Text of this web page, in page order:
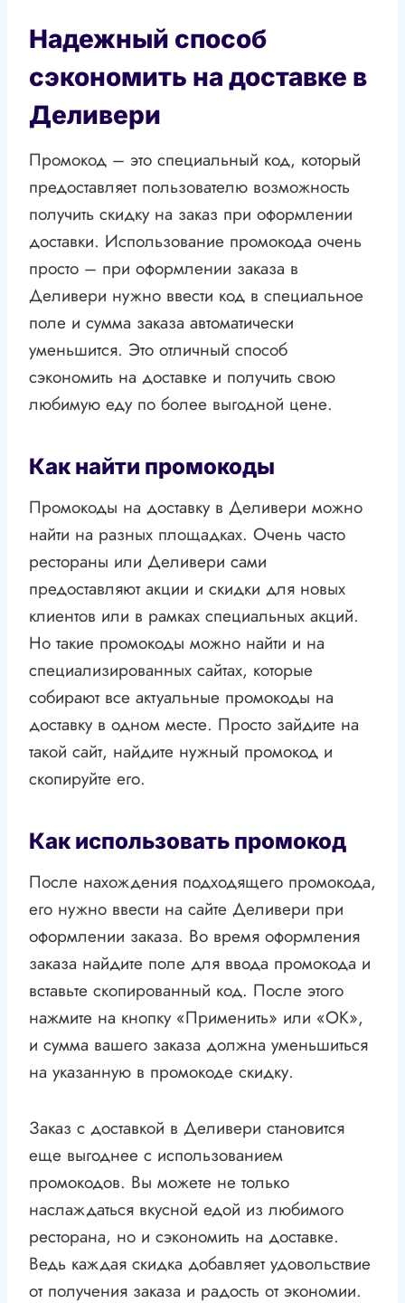
Надежный способ
сэкономить на доставке в
Деливери
Промокод – это специальный код, который
предоставляет пользователю возможность
получить скидку на заказ при оформлении
доставки. Использование промокода очень
просто – при оформлении заказа в
Деливери нужно ввести код в специальное
поле и сумма заказа автоматически
уменьшится. Это отличный способ
сэкономить на доставке и получить свою
любимую еду по более выгодной цене.
Как найти промокоды
Промокоды на доставку в Деливери можно
найти на разных площадках. Очень часто
рестораны или Деливери сами
предоставляют акции и скидки для новых
клиентов или в рамках специальных акций.
Но такие промокоды можно найти и на
специализированных сайтах, которые
собирают все актуальные промокоды на
доставку в одном месте. Просто зайдите на
такой сайт, найдите нужный промокод и
скопируйте его.
Как использовать промокод
После нахождения подходящего промокода,
его нужно ввести на сайте Деливери при
оформлении заказа. Во время оформления
заказа найдите поле для ввода промокода и
вставьте скопированный код. После этого
нажмите на кнопку «Применить» или «ОК»,
и сумма вашего заказа должна уменьшиться
на указанную в промокоде скидку.
Заказ с доставкой в Деливери становится
еще выгоднее с использованием
промокодов. Вы можете не только
наслаждаться вкусной едой из любимого
ресторана, но и сэкономить на доставке.
Ведь каждая скидка добавляет удовольствие
от получения заказа и радость от экономии.